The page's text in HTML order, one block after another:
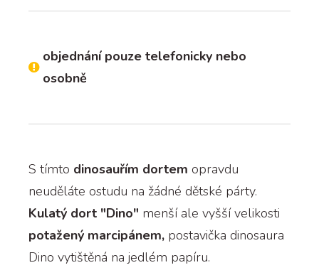
objednání pouze telefonicky nebo
osobně
S tímto dinosauřím dortem opravdu
neuděláte ostudu na žádné dětské párty.
Kulatý dort "Dino" menší ale vyšší velikosti
potažený marcipánem, postavička dinosaura
Dino vytištěná na jedlém papíru.